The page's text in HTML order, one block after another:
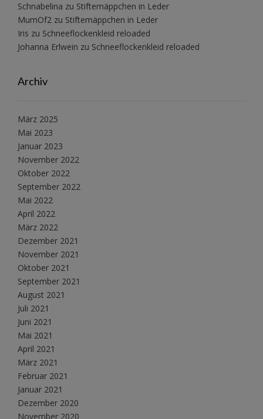
Schnabelina zu Stiftemäppchen in Leder
MumOf2 zu Stiftemäppchen in Leder
Iris zu Schneeflockenkleid reloaded
Johanna Erlwein zu Schneeflockenkleid reloaded
Archiv
März 2025
Mai 2023
Januar 2023
November 2022
Oktober 2022
September 2022
Mai 2022
April 2022
März 2022
Dezember 2021
November 2021
Oktober 2021
September 2021
August 2021
Juli 2021
Juni 2021
Mai 2021
April 2021
März 2021
Februar 2021
Januar 2021
Dezember 2020
November 2020